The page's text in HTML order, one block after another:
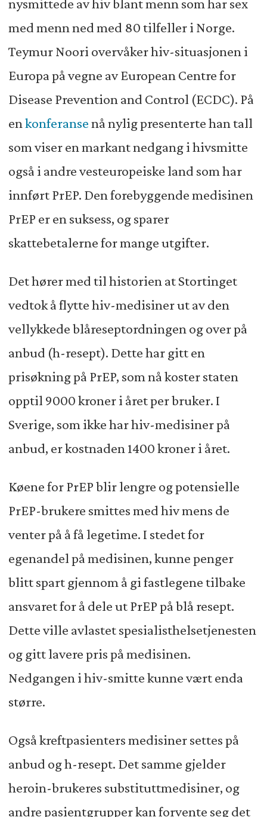
nysmittede av hiv blant menn som har sex
med menn ned med 80 tilfeller i Norge.
Teymur Noori overvåker hiv-situasjonen i
Europa på vegne av European Centre for
Disease Prevention and Control (ECDC). På
enkonferansenå nylig presenterte han tall
som viser en markant nedgang i hivsmitte
også i andre vesteuropeiske land som har
innført PrEP. Den forebyggende medisinen
PrEP er en suksess, og sparer
skattebetalerne for mange utgifter.
Det hører med til historien at Stortinget
vedtok å flytte hiv-medisiner ut av den
vellykkede blåreseptordningen og over på
anbud (h-resept). Dette har gitt en
prisøkning på PrEP, som nå koster staten
opptil 9000 kroner i året per bruker. I
Sverige, som ikke har hiv-medisiner på
anbud, er kostnaden 1400 kroner i året.
Køene for PrEP blir lengre og potensielle
PrEP-brukere smittes med hiv mens de
venter på å få legetime. I stedet for
egenandel på medisinen, kunne penger
blitt spart gjennom å gi fastlegene tilbake
ansvaret for å dele ut PrEP på blå resept.
Dette ville avlastet spesialisthelsetjenesten
og gitt lavere pris på medisinen.
Nedgangen i hiv-smitte kunne vært enda
større.
Også kreftpasienters medisiner settes på
anbud og h-resept. Det samme gjelder
heroin-brukeres substituttmedisiner, og
andre pasientgrupper kan forvente seg det